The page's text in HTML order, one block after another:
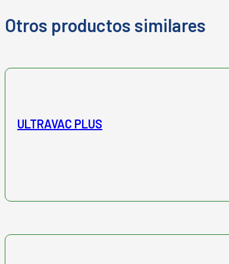
Otros productos similares
ULTRAVAC PLUS